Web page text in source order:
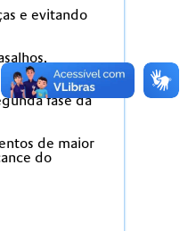
e evitando
fase da
de maior
do